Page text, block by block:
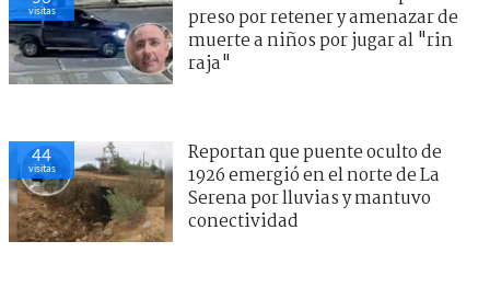
visitas
preso por retener y amenazar de
muerte a niños por jugar al "rin
raja"
44
visitas
Reportan que puente oculto de
1926 emergió en el norte de La
Serena por lluvias y mantuvo
conectividad